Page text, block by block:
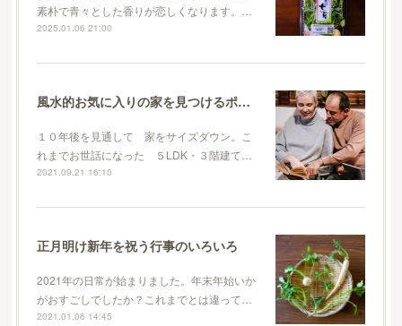
素朴で青々とした香りが恋しくなります。…
2025.01.06 21:00
風水的お気に入りの家を見つけるポイント
１０年後を見通して 家をサイズダウン。こ
れまでお世話になった ５LDK・３階建て…
2021.09.21 16:10
正月明け新年を祝う行事のいろいろ
2021年の日常が始まりました。年末年始いか
がおすごしでしたか？これまでとは違って…
2021.01.06 14:45